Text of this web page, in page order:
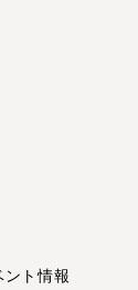
ント情報